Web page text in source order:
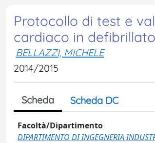
Protocollo di test e
cardiaco in
BELLAZZI, MICHELE
2014/2015
Scheda Scheda DC
Facoltà/Dipartimento
DIPARTIMENTO DI INGEGNERIA